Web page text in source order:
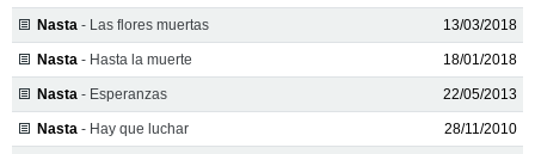
Nasta - Las flores muertas 13/03/2018
Nasta - Hasta la muerte 18/01/2018
Nasta - Esperanzas 22/05/2013
Nasta - Hay que luchar 28/11/2010